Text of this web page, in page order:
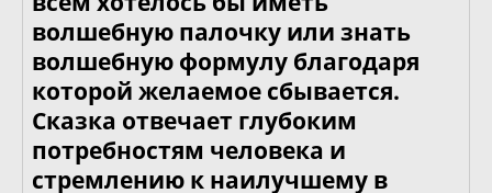
волшебную палочку или знать
волшебную формулу благодаря
которой желаемое сбывается.
Сказка отвечает глубоким
потребностям человека и
стремлению к наилучшему в